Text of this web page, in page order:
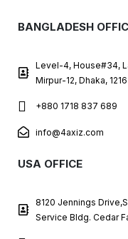
BANGLADESH
Level-4, House#34,
Mirpur-12, Dhaka, 1216
+880 1718 837 689
info@4axiz.com
USA OFFICE
8120 Jennings
Service Bldg. Cedar